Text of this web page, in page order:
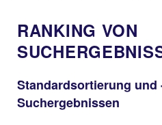
RANKING VON
Standardsortierung und
Suchergebnissen